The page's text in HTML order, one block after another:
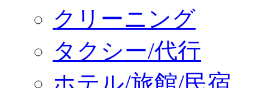
クリーニング
タクシー/代行
ホテル/旅館/民宿